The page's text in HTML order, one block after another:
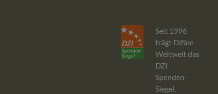
Seit 1996
trägt Difäm
Weltweit das
DZI
Spenden-
Siegel.